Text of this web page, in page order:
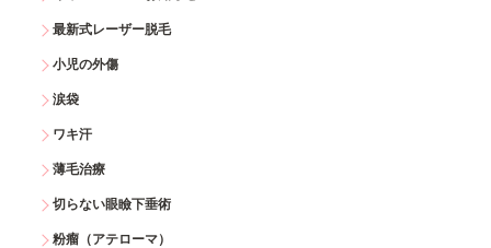
最新式レーザー脱毛
小児の外傷
涙袋
ワキ汗
薄毛治療
切らない眼瞼下垂術
粉瘤（アテローマ）